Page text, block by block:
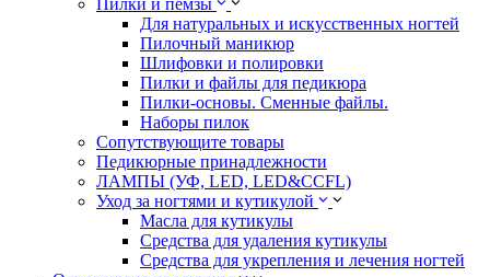
Пилки и пемзы
Для натуральных и искусственных ногтей
Пилочный маникюр
Шлифовки и полировки
Пилки и файлы для педикюра
Пилки-основы. Сменные файлы.
Наборы пилок
Сопутствующите товары
Педикюрные принадлежности
ЛАМПЫ (УФ, LED, LED&CCFL)
Уход за ногтями и кутикулой
Масла для кутикулы
Средства для удаления кутикулы
Средства для укрепления и лечения ногтей